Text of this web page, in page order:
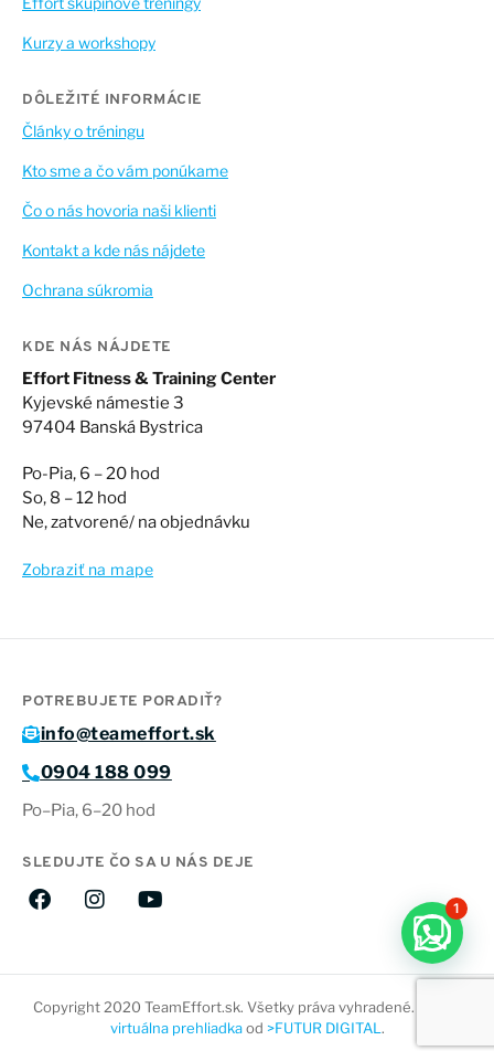
Kurzy a workshopy
DÔLEŽITÉ INFORMÁCIE
Články o tréningu
Kto sme a čo vám ponúkame
Čo o nás hovoria naši klienti
Kontakt a kde nás nájdete
Ochrana súkromia
KDE NÁS NÁJDETE
Effort Fitness & Training Center
Kyjevské námestie 3
97404 Banská Bystrica
Po-Pia, 6 – 20 hod
So, 8 – 12 hod
Ne, zatvorené/ na objednávku
Zobraziť na mape
POTREBUJETE PORADIŤ?
info@teameffort.sk
0904 188 099
Po–Pia, 6–20 hod
SLEDUJTE ČO SA U NÁS DEJE
Copyright 2020 TeamEffort.sk. Všetky práva vyhradené. Web a
virtuálna prehliadkaod >FUTUR DIGITAL .
1